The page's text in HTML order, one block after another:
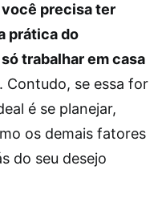
precisa ter
prática do
trabalhar em casa
. Contudo, se essa for
é se planejar,
os demais fatores
do seu desejo